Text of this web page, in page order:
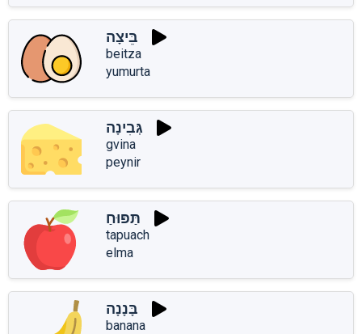
בֵּיצָה
beitza
yumurta
גְּבִינָה
gvina
peynir
תַּפּוּחַ
tapuach
elma
בָּנָנָה
banana